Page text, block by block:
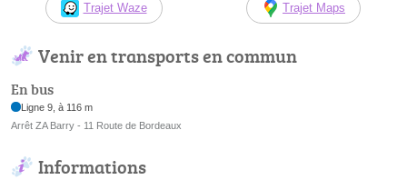
Trajet Waze Trajet Maps
Venir en transports en commun
En bus
Ligne 9, à 116 m
Arrêt ZA Barry - 11 Route de Bordeaux
Informations